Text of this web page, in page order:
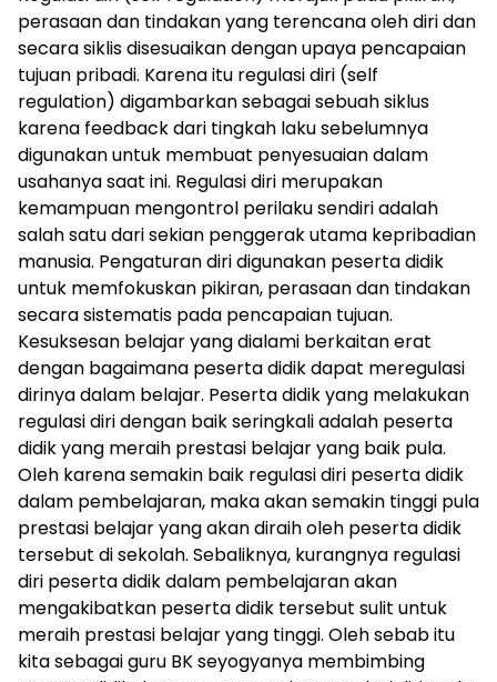
perasaan dan tindakan yang terencana oleh diri dan
secara siklis disesuaikan dengan upaya pencapaian
tujuan pribadi. Karena itu regulasi diri (self
regulation) digambarkan sebagai sebuah siklus
karena feedback dari tingkah laku sebelumnya
digunakan untuk membuat penyesuaian dalam
usahanya saat ini. Regulasi diri merupakan
kemampuan mengontrol perilaku sendiri adalah
salah satu dari sekian penggerak utama kepribadian
manusia. Pengaturan diri digunakan peserta didik
untuk memfokuskan pikiran, perasaan dan tindakan
secara sistematis pada pencapaian tujuan.
Kesuksesan belajar yang dialami berkaitan erat
dengan bagaimana peserta didik dapat meregulasi
dirinya dalam belajar. Peserta didik yang melakukan
regulasi diri dengan baik seringkali adalah peserta
didik yang meraih prestasi belajar yang baik pula.
Oleh karena semakin baik regulasi diri peserta didik
dalam pembelajaran, maka akan semakin tinggi pula
prestasi belajar yang akan diraih oleh peserta didik
tersebut di sekolah. Sebaliknya, kurangnya regulasi
diri peserta didik dalam pembelajaran akan
mengakibatkan peserta didik tersebut sulit untuk
meraih prestasi belajar yang tinggi. Oleh sebab itu
kita sebagai guru BK seyogyanya membimbing